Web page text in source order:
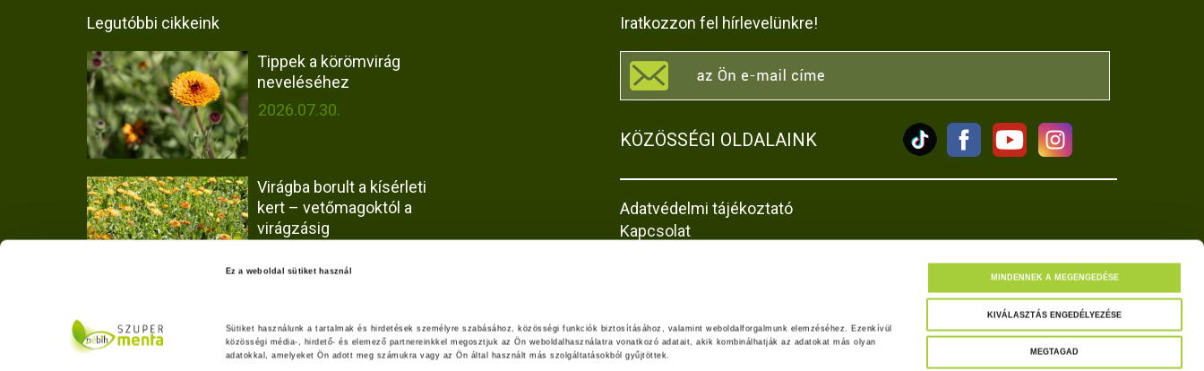
Ez a weboldal sütiket használ
Sütiket használunk a tartalmak és hirdetések személyre szabásához, közösségi funkciók biztosításához, valamint weboldalforgalmunk elemzéséhez. Ezenkívül
közösségi média-, hirdető- és elemező partnereinkkel megosztjuk az Ön weboldalhasználatra vonatkozó adatait, akik kombinálhatják az adatokat más olyan
adatokkal, amelyeket Ön adott meg számukra vagy az Ön által használt más szolgáltatásokból gyűjtöttek.
MINDENNEK A MEGENGEDÉSE
KIVÁLASZTÁS ENGEDÉLYEZÉSE
MEGTAGAD
Legutóbbi cikkeink
Tippek a körömvirág
neveléséhez
2026.07.30.
Virágba borult a kísérleti
kert – vetőmagoktól a
virágzásig
Olaszrizling borok fajta-
eredetét?
Iratkozzon fel hírlevelünkre!
KÖZÖSSÉGI OLDALAINK
Adatvédelmi tájékoztató
Kapcsolat